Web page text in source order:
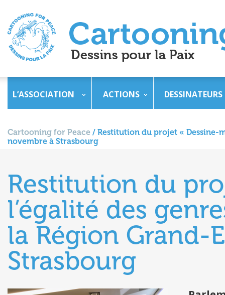
L’ASSOCIATION ACTIONS DESSINATEURS
Cartooning for Peace / Restitution du projet « Dessine-
novembre à Strasbourg
Restitution du
l’égalité des
la Région Grand-
Strasbourg